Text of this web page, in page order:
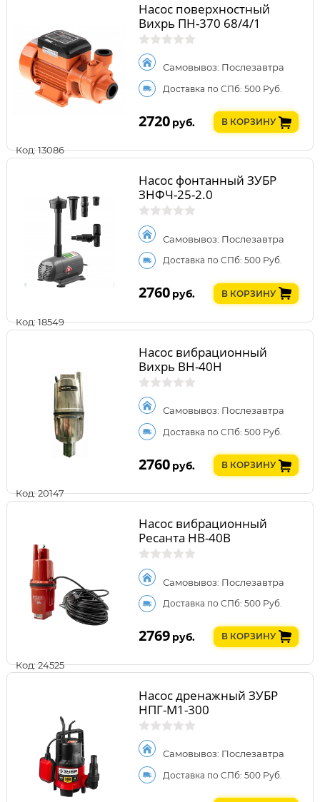
Код: 13086
Насос поверхностный
Вихрь ПН-370 68/4/1
Самовывоз: Послезавтра
Доставка по СПб: 500 Руб.
2720 руб. В КОРЗИНУ
Код: 18549
Насос фонтанный ЗУБР
ЗНФЧ-25-2.0
Самовывоз: Послезавтра
Доставка по СПб: 500 Руб.
2760 руб. В КОРЗИНУ
Код: 20147
Насос вибрационный
Вихрь ВН-40Н
Самовывоз: Послезавтра
Доставка по СПб: 500 Руб.
2760 руб. В КОРЗИНУ
Код: 24525
Насос вибрационный
Ресанта НВ-40В
Самовывоз: Послезавтра
Доставка по СПб: 500 Руб.
2769 руб. В КОРЗИНУ
Насос дренажный ЗУБР
НПГ-М1-300
Самовывоз: Послезавтра
Доставка по СПб: 500 Руб.